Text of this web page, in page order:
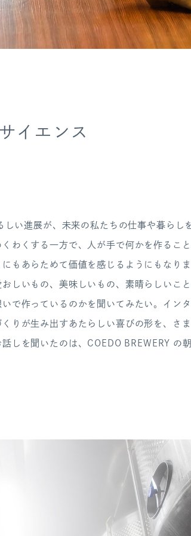
イエンス
い進展が、未来の私たちの仕事や暮らし
わくする一方で、人が手で何かを作るこ
もあらためて価値を感じるようにもなり
しいもの、美味しいもの、素晴らしいこ
で作っているのかを聞いてみたい。イン
りが生み出すあたらしい喜びの形を、さ
しを聞いたのは、COEDO BREWERY の